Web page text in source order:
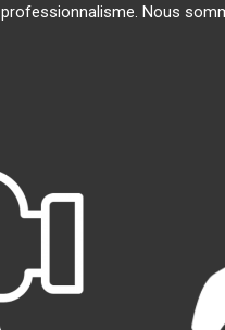
professionnalisme. Nous